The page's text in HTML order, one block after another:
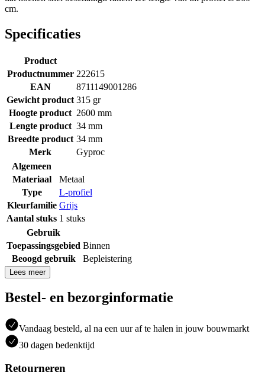
cm.
Specificaties
Product
Productnummer 222615
EAN
8711149001286
Gewicht product 315 gr
Hoogte product 2600 mm
Lengte product 34 mm
Breedte product 34 mm
Merk
Gyproc
Algemeen
Materiaal
Metaal
Type
L-profiel
Kleurfamilie Grijs
Aantal stuks 1 stuks
Gebruik
Toepassingsgebied Binnen
Beoogd gebruik
Bepleistering
Lees meer
Bestel- en bezorginformatie
Vandaag besteld, al na een uur af te halen in jouw bouwmarkt
30 dagen bedenktijd
Retourneren